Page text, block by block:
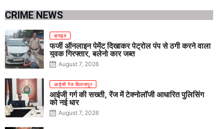
CRIME NEWS
क्राइम
फर्जी ऑनलाइन पेमेंट दिखाकर पेट्रोल पंप से ठगी करने वाला
युवक गिरफ्तार, बलेनो कार जब्त
August 7, 2026
आईजी रेंज बिलासपुर
आईजी गर्ग की सख्ती, रेंज में टेक्नोलॉजी आधारित पुलिसिंग
को नई धार
August 7, 2026